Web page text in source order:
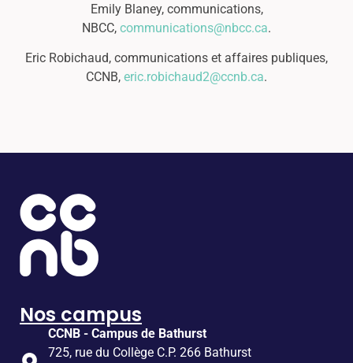
Emily Blaney, communications,
NBCC, communications@nbcc.ca.
Eric Robichaud, communications et affaires publiques,
CCNB, eric.robichaud2@ccnb.ca.
Nos campus
CCNB - Campus de Bathurst
725, rue du Collège C.P. 266 Bathurst